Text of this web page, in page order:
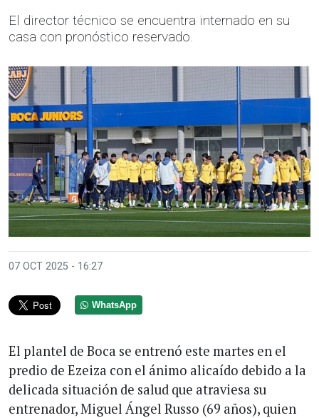
El director técnico se encuentra internado en su
casa con pronóstico reservado.
07 OCT 2025 - 16:27
WhatsApp
El plantel de Boca se entrenó este martes en el
predio de Ezeiza con el ánimo alicaído debido a la
delicada situación de salud que atraviesa su
entrenador, Miguel Ángel Russo (69 años), quien